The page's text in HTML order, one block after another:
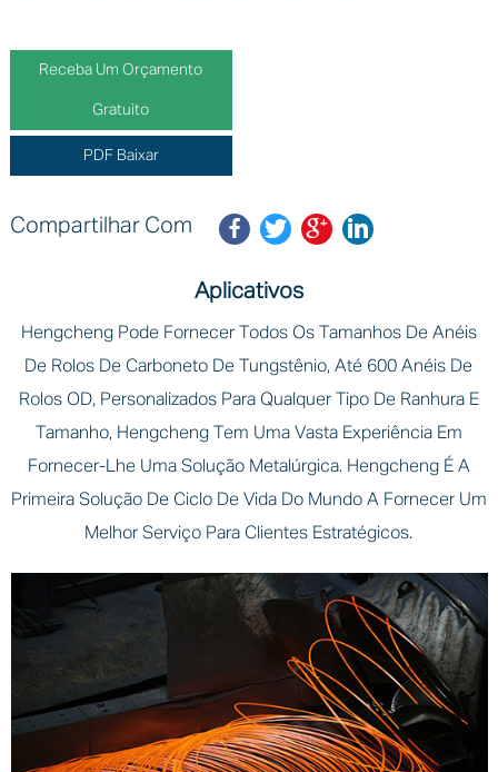
Receba Um Orçamento
Gratuito
PDF Baixar
Compartilhar Com
Aplicativos
Hengcheng Pode Fornecer Todos Os Tamanhos De Anéis
De Rolos De Carboneto De Tungstênio, Até 600 Anéis De
Rolos OD, Personalizados Para Qualquer Tipo De Ranhura E
Tamanho, Hengcheng Tem Uma Vasta Experiência Em
Fornecer-Lhe Uma Solução Metalúrgica. Hengcheng É A
Primeira Solução De Ciclo De Vida Do Mundo A Fornecer Um
Melhor Serviço Para Clientes Estratégicos.